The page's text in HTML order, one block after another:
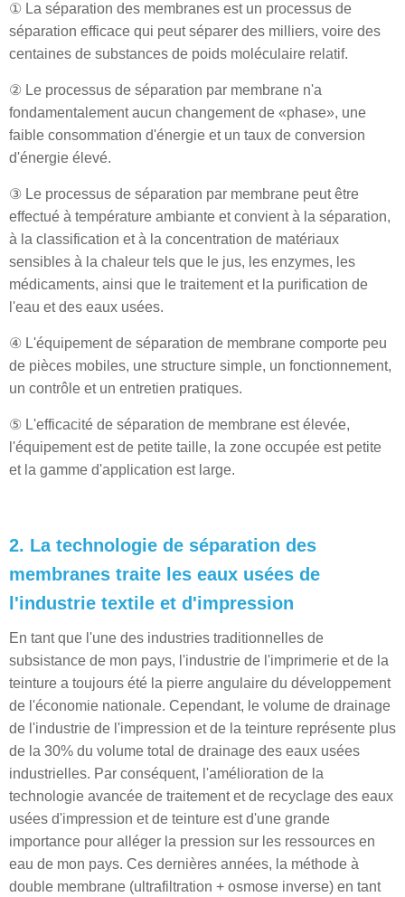
① La séparation des membranes est un processus de
séparation efficace qui peut séparer des milliers, voire des
centaines de substances de poids moléculaire relatif.
② Le processus de séparation par membrane n'a
fondamentalement aucun changement de «phase», une
faible consommation d'énergie et un taux de conversion
d'énergie élevé.
③ Le processus de séparation par membrane peut être
effectué à température ambiante et convient à la séparation,
à la classification et à la concentration de matériaux
sensibles à la chaleur tels que le jus, les enzymes, les
médicaments, ainsi que le traitement et la purification de
l'eau et des eaux usées.
④ L'équipement de séparation de membrane comporte peu
de pièces mobiles, une structure simple, un fonctionnement,
un contrôle et un entretien pratiques.
⑤ L'efficacité de séparation de membrane est élevée,
l'équipement est de petite taille, la zone occupée est petite
et la gamme d'application est large.
2. La technologie de séparation des
membranes traite les eaux usées de
l'industrie textile et d'impression
En tant que l'une des industries traditionnelles de
subsistance de mon pays, l'industrie de l'imprimerie et de la
teinture a toujours été la pierre angulaire du développement
de l'économie nationale. Cependant, le volume de drainage
de l'industrie de l'impression et de la teinture représente plus
de la 30% du volume total de drainage des eaux usées
industrielles. Par conséquent, l'amélioration de la
technologie avancée de traitement et de recyclage des eaux
usées d'impression et de teinture est d'une grande
importance pour alléger la pression sur les ressources en
eau de mon pays. Ces dernières années, la méthode à
double membrane (ultrafiltration + osmose inverse) en tant